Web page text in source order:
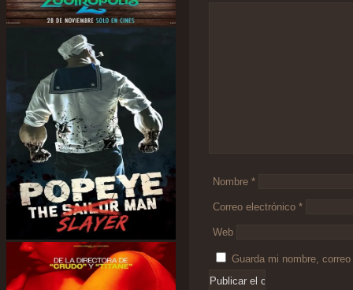
Nombre *
Correo electrónico *
Web
Guarda mi nombre,